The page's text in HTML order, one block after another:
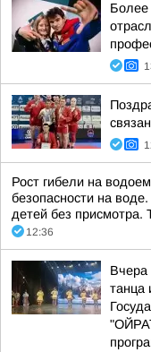
Более
Рост гибели на
безопасности на
детей без присмотра.
12:36
Вчера
танца